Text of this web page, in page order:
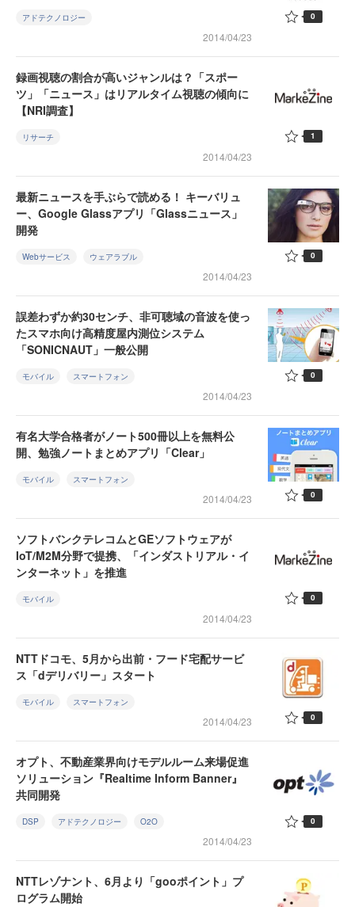
アドテクノロジー
2014/04/23
0
録画視聴の割合が高いジャンルは？「スポー
ツ」「ニュース」はリアルタイム視聴の傾向に
【NRI調査】
リサーチ
2014/04/23
1
最新ニュースを手ぶらで読める！ キーバリュ
ー、Google Glassアプリ「Glassニュース」
開発
Webサービス ウェアラブル
2014/04/23
0
誤差わずか約30センチ、非可聴域の音波を使っ
たスマホ向け高精度屋内測位システム
「SONICNAUT」一般公開
モバイル スマートフォン
2014/04/23
0
有名大学合格者がノート500冊以上を無料公
開、勉強ノートまとめアプリ「Clear」
モバイル スマートフォン
2014/04/23 0
ソフトバンクテレコムとGEソフトウェアが
IoT/M2M分野で提携、「インダストリアル・イ
ンターネット」を推進
モバイル
2014/04/23
0
NTTドコモ、5月から出前・フード宅配サービ
ス「dデリバリー」スタート
モバイル スマートフォン
2014/04/23 0
オプト、不動産業界向けモデルルーム来場促進
ソリューション『Realtime Inform Banner』
共同開発
DSP アドテクノロジー O2O
2014/04/23
0
NTTレゾナント、6月より「gooポイント」プ
ログラム開始